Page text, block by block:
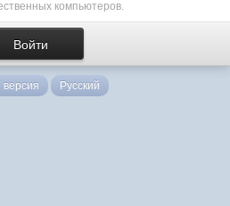
компьютеров.
Русский